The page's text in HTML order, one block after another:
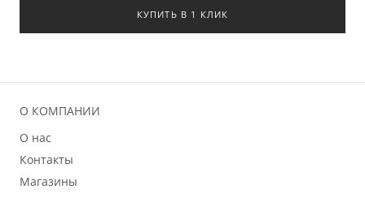
КУПИТЬ В 1 КЛИК
О КОМПАНИИ
О нас
Контакты
Магазины